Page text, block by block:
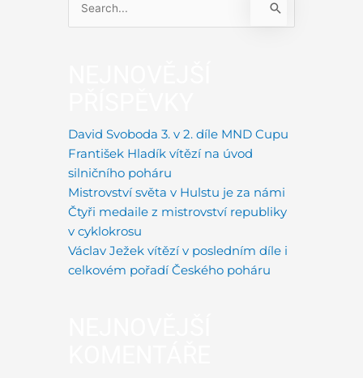
Vyhledat
pro:
David Svoboda 3. v 2. díle MND Cupu
František Hladík vítězí na úvod
silničního poháru
Mistrovství světa v Hulstu je za námi
Čtyři medaile z mistrovství republiky
v cyklokrosu
Václav Ježek vítězí v posledním díle i
celkovém pořadí Českého poháru